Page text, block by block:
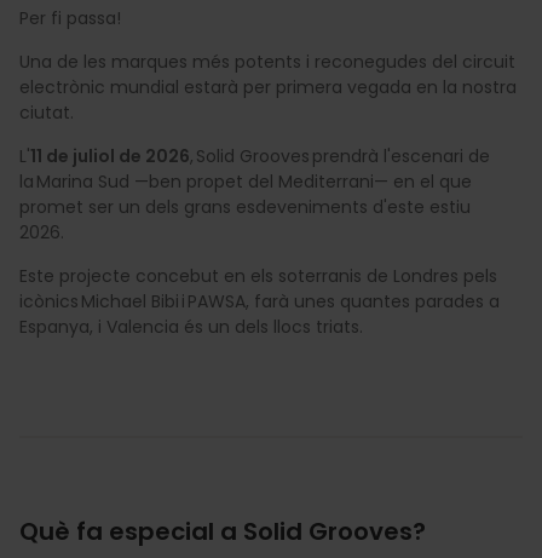
Per fi passa!
Una de les marques més potents i reconegudes del circuit
electrònic mundial estarà per primera vegada en la nostra
ciutat.
L'11 de juliol de 2026, Solid Grooves prendrà l'escenari de
la Marina Sud —ben propet del Mediterrani— en el que
promet ser un dels grans esdeveniments d'este estiu
2026.
Este projecte concebut en els soterranis de Londres pels
icònics Michael Bibi i PAWSA, farà unes quantes parades a
Espanya, i Valencia és un dels llocs triats.
Què fa especial a Solid Grooves?